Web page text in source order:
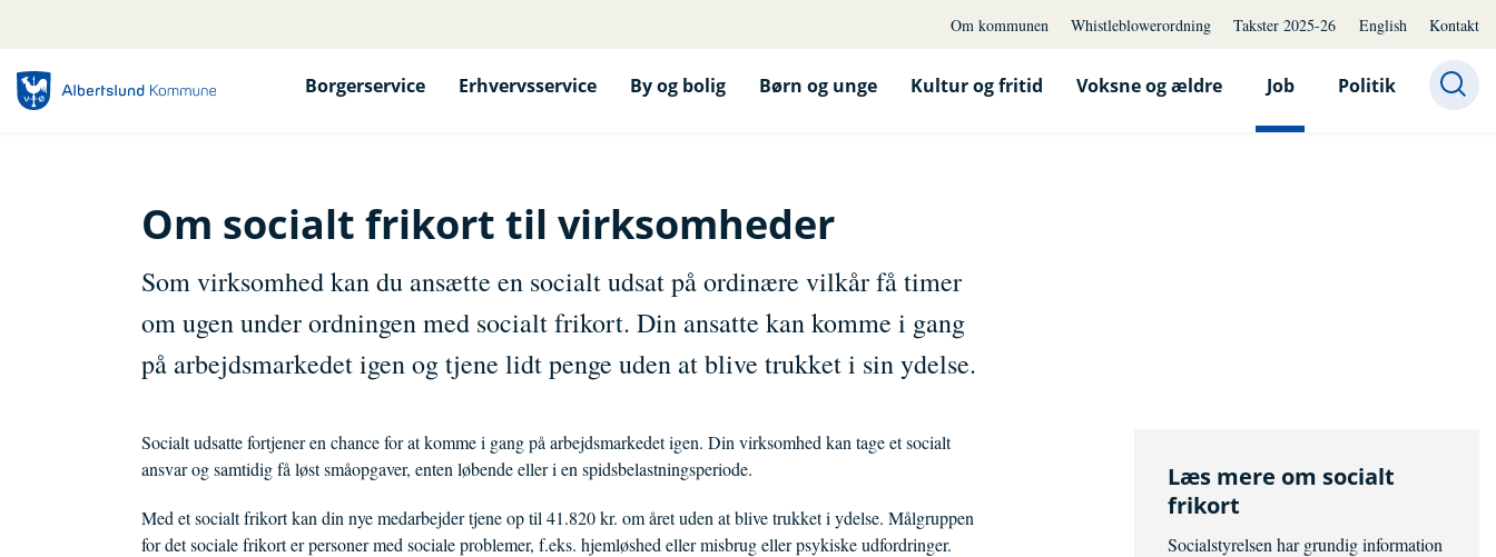
Om kommunen Whistleblowerordning Takster 2025-26 English Kontakt
Borgerservice Erhvervsservice By og bolig Børn og unge Kultur og fritid Voksne og ældre Job Politik
Om socialt frikort til virksomheder
Som virksomhed kan du ansætte en socialt udsat på ordinære vilkår få timer
om ugen under ordningen med socialt frikort. Din ansatte kan komme i gang
på arbejdsmarkedet igen og tjene lidt penge uden at blive trukket i sin ydelse.
Socialt udsatte fortjener en chance for at komme i gang på arbejdsmarkedet igen. Din virksomhed kan tage et socialt
ansvar og samtidig få løst småopgaver, enten løbende eller i en spidsbelastningsperiode.
Med et socialt frikort kan din nye medarbejder tjene op til 41.820 kr. om året uden at blive trukket i ydelse. Målgruppen
for det sociale frikort er personer med sociale problemer, f.eks. hjemløshed eller misbrug eller psykiske udfordringer.
Læs mere om socialt
frikort
Socialstyrelsen har grundig information